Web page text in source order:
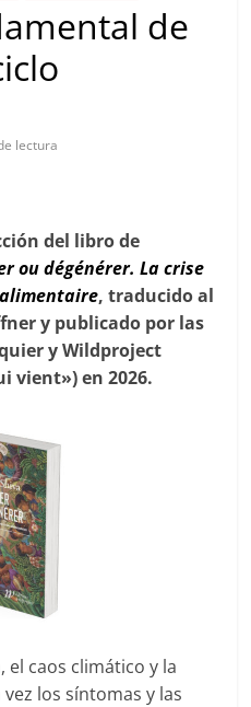
de
lectura
del libro de
ou dégénérer. La crise
, traducido al
y publicado por las
y Wildproject
vient») en 2026.
el caos climático y la
los síntomas y las